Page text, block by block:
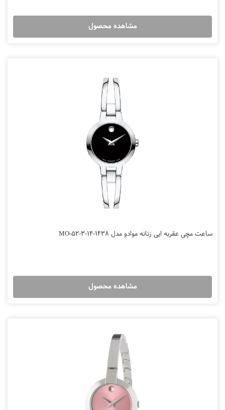
مشاهده محصول
ساعت مچی عقربه ایی زنانه موادو مدل MO-52-3-14-1438
مشاهده محصول